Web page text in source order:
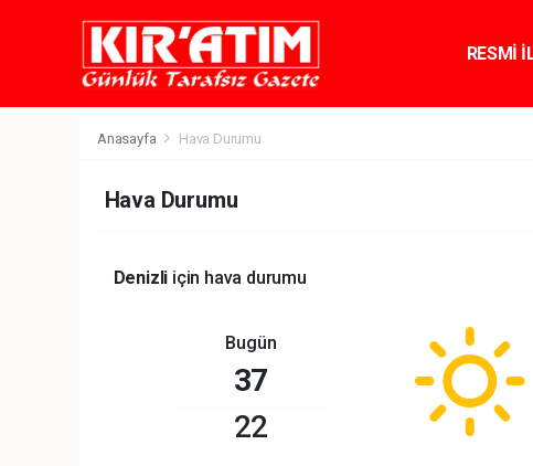
RESMİ
Anasayfa Hava Durumu
Hava Durumu
Denizli için hava durumu
Bugün
37
22